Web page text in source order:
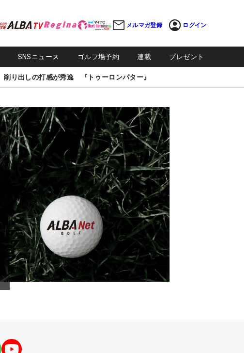
メルマガ登録 ログイン
SNSニュース ゴルフ場予約 連載 プレゼント
削り出しの打感が秀逸 『トゥーロンパター』